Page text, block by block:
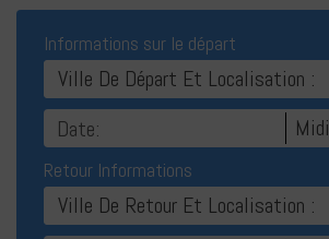
Informations sur le départ
Ville De Départ Et Localisation :
Midi
Retour Informations
Ville De Retour Et Localisation :